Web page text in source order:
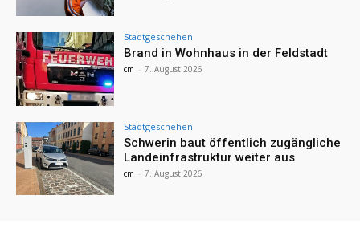
Stadtgeschehen
Brand in Wohnhaus in der Feldstadt
cm - 7. August 2026
Stadtgeschehen
Schwerin baut öffentlich zugängliche
Landeinfrastruktur weiter aus
cm - 7. August 2026